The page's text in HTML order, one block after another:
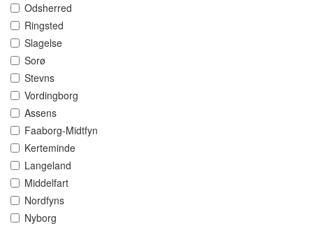
Odsherred
Ringsted
Slagelse
Sorø
Stevns
Vordingborg
Assens
Faaborg-Midtfyn
Kerteminde
Langeland
Middelfart
Nordfyns
Nyborg